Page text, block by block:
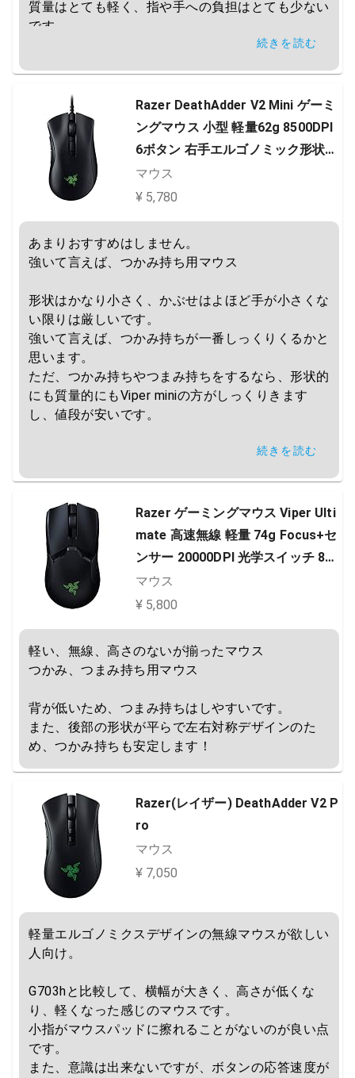
質量はとても軽く、指や手への負担はとても少ない
です。
その他、ボタンの反応速度はかなり早い点、値段が
マイナスポイントはサイドボタンが誤爆しやすい点
です。
また、形状がかなり小さいのでかぶせ持ちは不向き
です。
続きを読む
Razer DeathAdder V2 Mini ゲーミ
ングマウス 小型 軽量62g 8500DPI
6ボタン 右手エルゴノミック形状
光学スイッチ 柔らかい布巻ケーブ
ル Chroma RGB 対応 【日本正規代
M1
マウス
¥ 5,780
あまりおすすめはしません。
強いて言えば、つかみ持ち用マウス
形状はかなり小さく、かぶせはよほど手が小さくな
い限りは厳しいです。
強いて言えば、つかみ持ちが一番しっくりくるかと
思います。
ただ、つかみ持ちやつまみ持ちをするなら、形状的
にも質量的にもViper miniの方がしっくりきます
し、値段が安いです。
正直、もう一回り大きくしてもよかったのかなと思
続きを読む
Razer ゲーミングマウス Viper Ulti
mate 高速無線 軽量 74g Focus+セ
ンサー 20000DPI 光学スイッチ 8ボ
タン Chroma【日本正規代理店保
証品】 RZ01-03050200-R3A1
マウス
¥ 5,800
軽い、無線、高さのないが揃ったマウス
つかみ、つまみ持ち用マウス
背が低いため、つまみ持ちはしやすいです。
また、後部の形状が平らで左右対称デザインのた
め、つかみ持ちも安定します！
Razer(レイザー) DeathAdder V2 P
ro
マウス
¥ 7,050
軽量エルゴノミクスデザインの無線マウスが欲しい
人向け。
G703hと比較して、横幅が大きく、高さが低くな
り、軽くなった感じのマウスです。
小指がマウスパッドに擦れることがないのが良い点
です。
また、意識は出来ないですが、ボタンの応答速度が